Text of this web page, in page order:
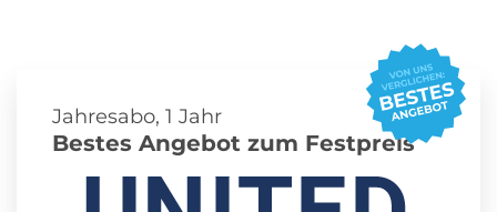
Schmuck Abo
Sprachlern App Abo Streaming Abo
Jahresabo, 1 Jahr
Bestes Angebot zum Festpreis